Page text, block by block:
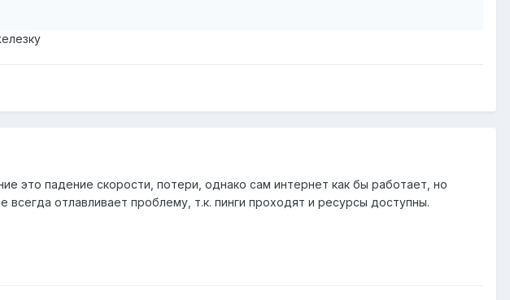
это падение скорости, потери, однако сам интернет как бы работает, но
отлавливает проблему, т.к. пинги проходят и ресурсы доступны.